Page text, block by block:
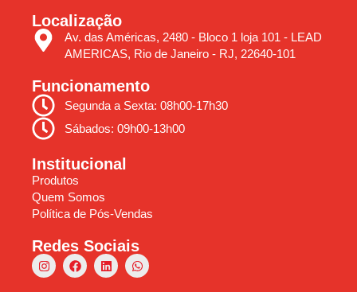
Localização
Av. das Américas, 2480 - Bloco 1 loja 101 - LEAD
AMERICAS, Rio de Janeiro - RJ, 22640-101
Funcionamento
Segunda a Sexta: 08h00-17h30
Sábados: 09h00-13h00
Institucional
Produtos
Quem Somos
Política de Pós-Vendas
Redes Sociais